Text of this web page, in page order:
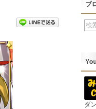
ブ
ダ